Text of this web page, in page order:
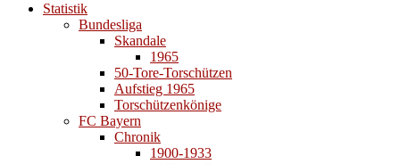
Statistik
Bundesliga
Skandale
1965
50-Tore-Torschützen
Aufstieg 1965
Torschützenkönige
FC Bayern
Chronik
1900-1933